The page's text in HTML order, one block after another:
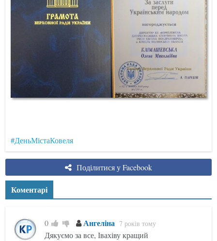
#ДеньМістаКовеля
Поділитися у Facebook
Коментарі
0 Ангеліна 7 років тому
Дякуємо за все, Івахіву кращий